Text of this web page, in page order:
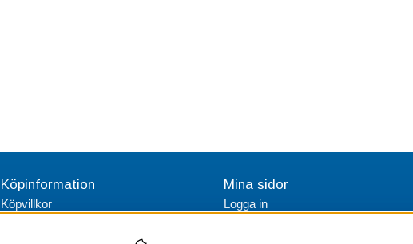
Köpinformation
Köpvillkor
Integritetspolicy
Mina sidor
Logga in
Skapa konto